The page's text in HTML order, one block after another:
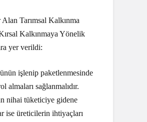
Tarımsal Kalkınma
Kalkınmaya Yönelik
yer verildi:
işlenip paketlenmesinde
almaları sağlanmalıdır.
nihai tüketiciye gidene
ise üreticilerin ihtiyaçları